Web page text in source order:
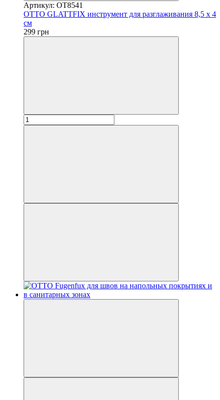
Артикул: OT8541
OTTO GLATTFIX инструмент для разглаживания 8,5 x 4
см
299 грн